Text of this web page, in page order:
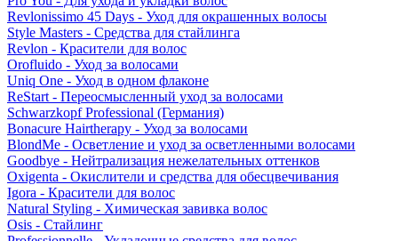
Revlonissimo 45 Days - Уход для окрашенных волосы
Style Masters - Средства для стайлинга
Revlon - Красители для волос
Orofluido - Уход за волосами
Uniq One - Уход в одном флаконе
ReStart - Переосмысленный уход за волосами
Schwarzkopf Professional (Германия)
Bonacure Hairtherapy - Уход за волосами
BlondMe - Осветление и уход за осветленными волосами
Goodbye - Нейтрализация нежелательных оттенков
Oxigenta - Окислители и средства для обесцвечивания
Igora - Красители для волос
Natural Styling - Химическая завивка волос
Osis - Стайлинг